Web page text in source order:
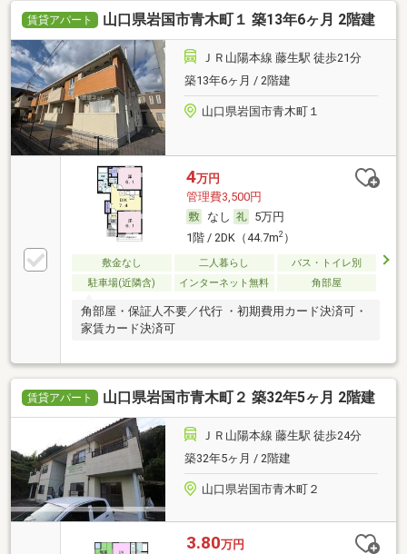
賃貸アパート 山口県岩国市青木町１ 築13年6ヶ月 2階建
ＪＲ山陽本線 藤生駅 徒歩21分
築13年6ヶ月 / 2階建
山口県岩国市青木町１
4万円
管理費3,500円
なし
5万円
1階 / 2DK（44.7m2）
敷金なし 二人暮らし
バス・トイレ別
駐車場(近隣含)
インターネット無料 角部屋
角部屋・保証人不要／代行 ・初期費用カード決済可・
家賃カード決済可
賃貸アパート 山口県岩国市青木町２ 築32年5ヶ月 2階建
ＪＲ山陽本線 藤生駅 徒歩24分
築32年5ヶ月 / 2階建
山口県岩国市青木町２
3.80万円